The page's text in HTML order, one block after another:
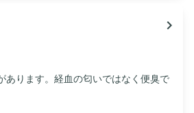
navigate_next
あります。経血の匂いではなく便臭で